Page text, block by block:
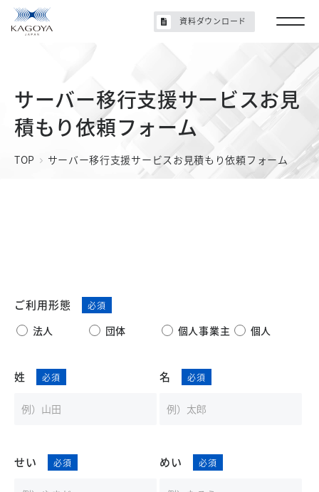
サーバー移行支援サービスお見
積もり依頼フォーム
TOP サーバー移行支援サービスお見積もり依頼フォーム
ご利用形態
法人 団体 個人事業主 個人
姓 名
せい めい
資料ダウンロード